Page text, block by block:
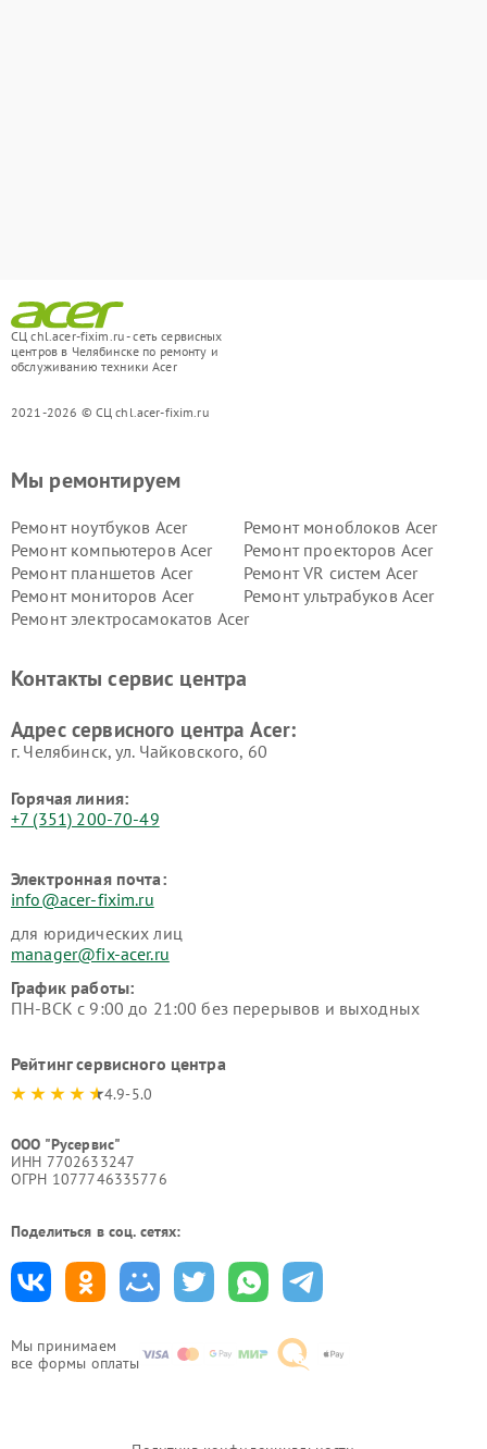
СЦ chl.acer-fixim.ru - сеть сервисных
центров в Челябинске по ремонту и
обслуживанию техники Acer
2021-2026 © СЦ chl.acer-fixim.ru
Мы принимаем
все формы оплаты
Мы ремонтируем
Ремонт ноутбуков Acer
Ремонт моноблоков Acer
Ремонт компьютеров Acer
Ремонт проекторов Acer
Ремонт планшетов Acer
Ремонт VR систем Acer
Ремонт мониторов Acer
Ремонт ультрабуков Acer
Ремонт электросамокатов Acer
Контакты сервис центра
Адрес сервисного центра Acer:
г. Челябинск, ул. Чайковского, 60
Горячая линия:
+7 (351) 200-70-49
Электронная почта:
info@acer-fixim.ru
для юридических лиц
manager@fix-acer.ru
График работы:
ПН-ВСК с 9:00 до 21:00 без перерывов и выходных
Рейтинг сервисного центра
4.9-5.0
ООО "Русервис"
ИНН 7702633247
ОГРН 1077746335776
Поделиться в соц. сетях: